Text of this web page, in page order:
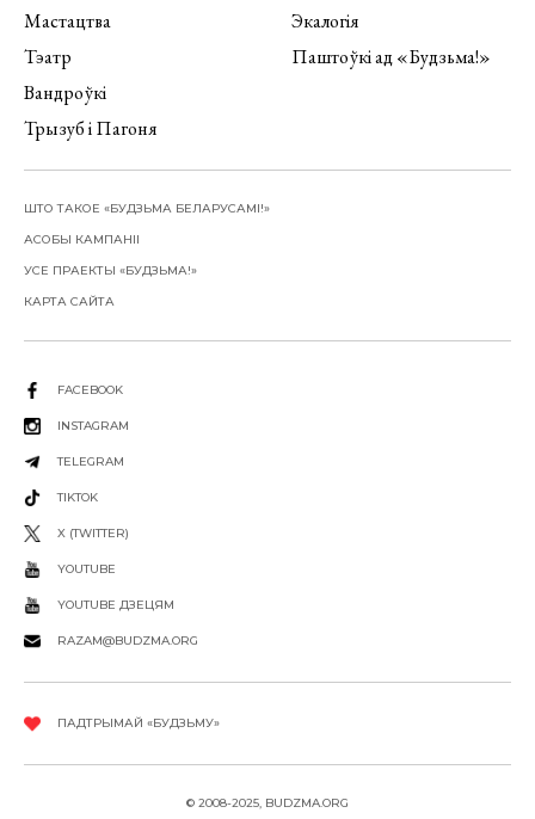
Мастацтва
Тэатр
Вандроўкі
Трызуб і Пагоня
Экалогія
Паштоўкі ад «Будзьма!»
ШТО ТАКОЕ «БУДЗЬМА БЕЛАРУСАМІ!»
АСОБЫ КАМПАНІІ
УСЕ ПРАЕКТЫ «БУДЗЬМА!»
КАРТА САЙТА
FACEBOOK
INSTAGRAM
TELEGRAM
TIKTOK
X (TWITTER)
YOUTUBE
YOUTUBE ДЗЕЦЯМ
RAZAM@BUDZMA.ORG
ПАДТРЫМАЙ «БУДЗЬМУ»
© 2008-2025, BUDZMA.ORG